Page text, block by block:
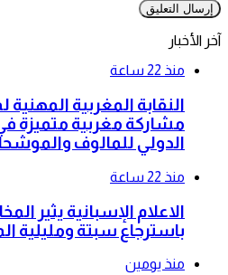
آخر الأخبار
منذ 22 ساعة
النقابة المغربية المهنية
مشاركة مغربية متميزة
الدولي للمالوف
منذ 22 ساعة
الاعلام الإسبانية يثير
باسترجاع سبتة ومليلية
منذ يومين